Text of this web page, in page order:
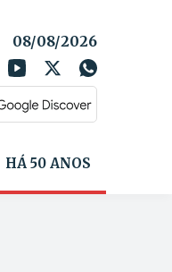
08/08/2026
HÁ 50 ANOS